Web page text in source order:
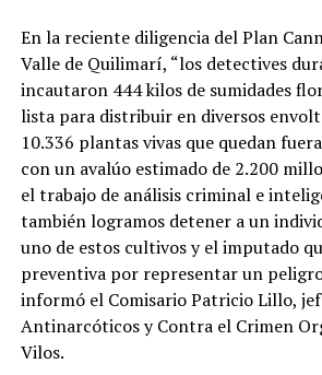
En la reciente diligencia del Plan
Valle de Quilimarí, “los detectives
incautaron 444 kilos de sumidades
lista para distribuir en diversos
10.336 plantas vivas que quedan
con un avalúo estimado de 2.200
el trabajo de análisis criminal e
también logramos detener a un
uno de estos cultivos y el imputado
preventiva por representar un peligro
informó el Comisario Patricio Lillo,
Antinarcóticos y Contra el Crimen
Vilos.